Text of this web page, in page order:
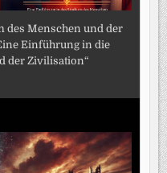
des Menschen und der
Einführung in die
der Zivilisation“